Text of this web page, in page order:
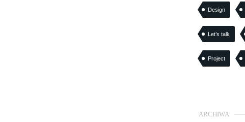
Design
Let’s talk
Project
ARCHIWA